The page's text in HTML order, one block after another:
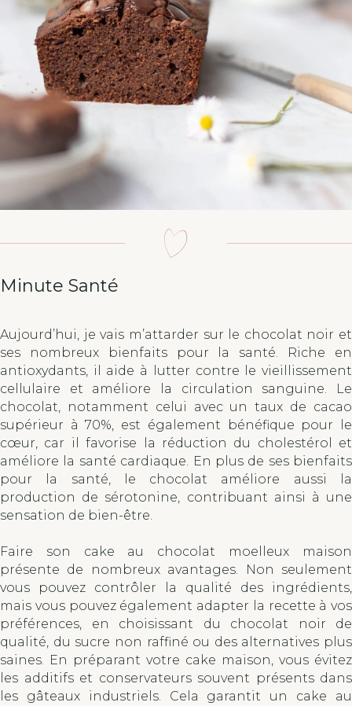
Minute Santé
Aujourd’hui, je vais m’attarder sur le chocolat noir et
ses nombreux bienfaits pour la santé. Riche en
antioxydants, il aide à lutter contre le vieillissement
cellulaire et améliore la circulation sanguine. Le
chocolat, notamment celui avec un taux de cacao
supérieur à 70%, est également bénéfique pour le
cœur, car il favorise la réduction du cholestérol et
améliore la santé cardiaque. En plus de ses bienfaits
pour la santé, le chocolat améliore aussi la
production de sérotonine, contribuant ainsi à une
sensation de bien-être.
Faire son cake au chocolat moelleux maison
présente de nombreux avantages. Non seulement
vous pouvez contrôler la qualité des ingrédients,
mais vous pouvez également adapter la recette à vos
préférences, en choisissant du chocolat noir de
qualité, du sucre non raffiné ou des alternatives plus
saines. En préparant votre cake maison, vous évitez
les additifs et conservateurs souvent présents dans
les gâteaux industriels. Cela garantit un cake au